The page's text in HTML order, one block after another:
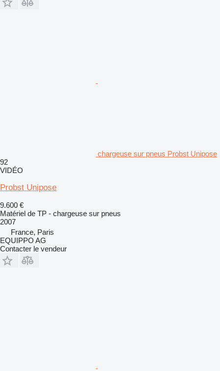
chargeuse sur pneus Probst Unipose
92
VIDÉO
Probst Unipose
9.600 €
Matériel de TP - chargeuse sur pneus
2007
France, Paris
EQUIPPO AG
Contacter le vendeur